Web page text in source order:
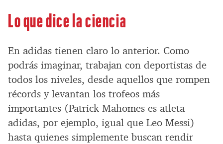
Lo que dice la ciencia
En adidas tienen claro lo anterior. Como
podrás imaginar, trabajan con deportistas de
todos los niveles, desde aquellos que rompen
récords y levantan los trofeos más
importantes (Patrick Mahomes es atleta
adidas, por ejemplo, igual que Leo Messi)
hasta quienes simplemente buscan rendir